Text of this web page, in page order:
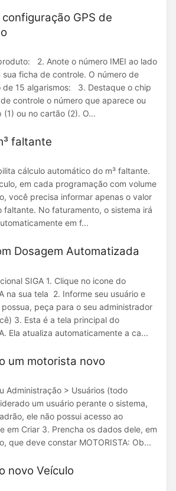
GPS de
2. Anote o número IMEI ao lado
ficha de controle. O número de
de 15 algarismos: 3. Destaque o chip
controle o número que aparece ou
ou no cartão (2). O...
faltante
cálculo automático do m³ faltante.
em cada programação com volume
você precisa informar apenas o valor
faltante. No faturamento, o sistema irá
em f...
Dosagem Automatizada
SIGA 1. Clique no icone do
na sua tela 2. Informe seu usuário e
peça para o seu administrador
3. Esta é a tela principal do
Ela atualiza automaticamente a ca...
um motorista novo
Administração > Usuários (todo
um usuário perante o sistema,
ele não possui acesso ao
em Criar 3. Prencha os dados dele, em
que deve constar MOTORISTA: Ob...
novo Veículo